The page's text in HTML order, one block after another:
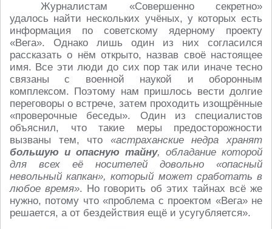
Журналистам «Совершенно секретно»
удалось найти нескольких учёных, у которых есть
информация по советскому ядерному проекту
«Вега». Однако лишь один из них согласился
рассказать о нём открыто, назвав своё настоящее
имя. Все эти люди до сих пор так или иначе тесно
связаны с военной наукой и оборонным
комплексом. Поэтому нам пришлось вести долгие
переговоры о встрече, затем проходить изощрённые
«проверочные беседы». Один из специалистов
объяснил, что такие меры предосторожности
вызваны тем, что «астраханские недра хранят
большую и опасную тайну, обладание которой
для всех её носителей довольно «опасный
невольный капкан», который может сработать в
любое время». Но говорить об этих тайнах всё же
нужно, потому что «проблема с проектом «Вега» не
решается, а от бездействия ещё и усугубляется».